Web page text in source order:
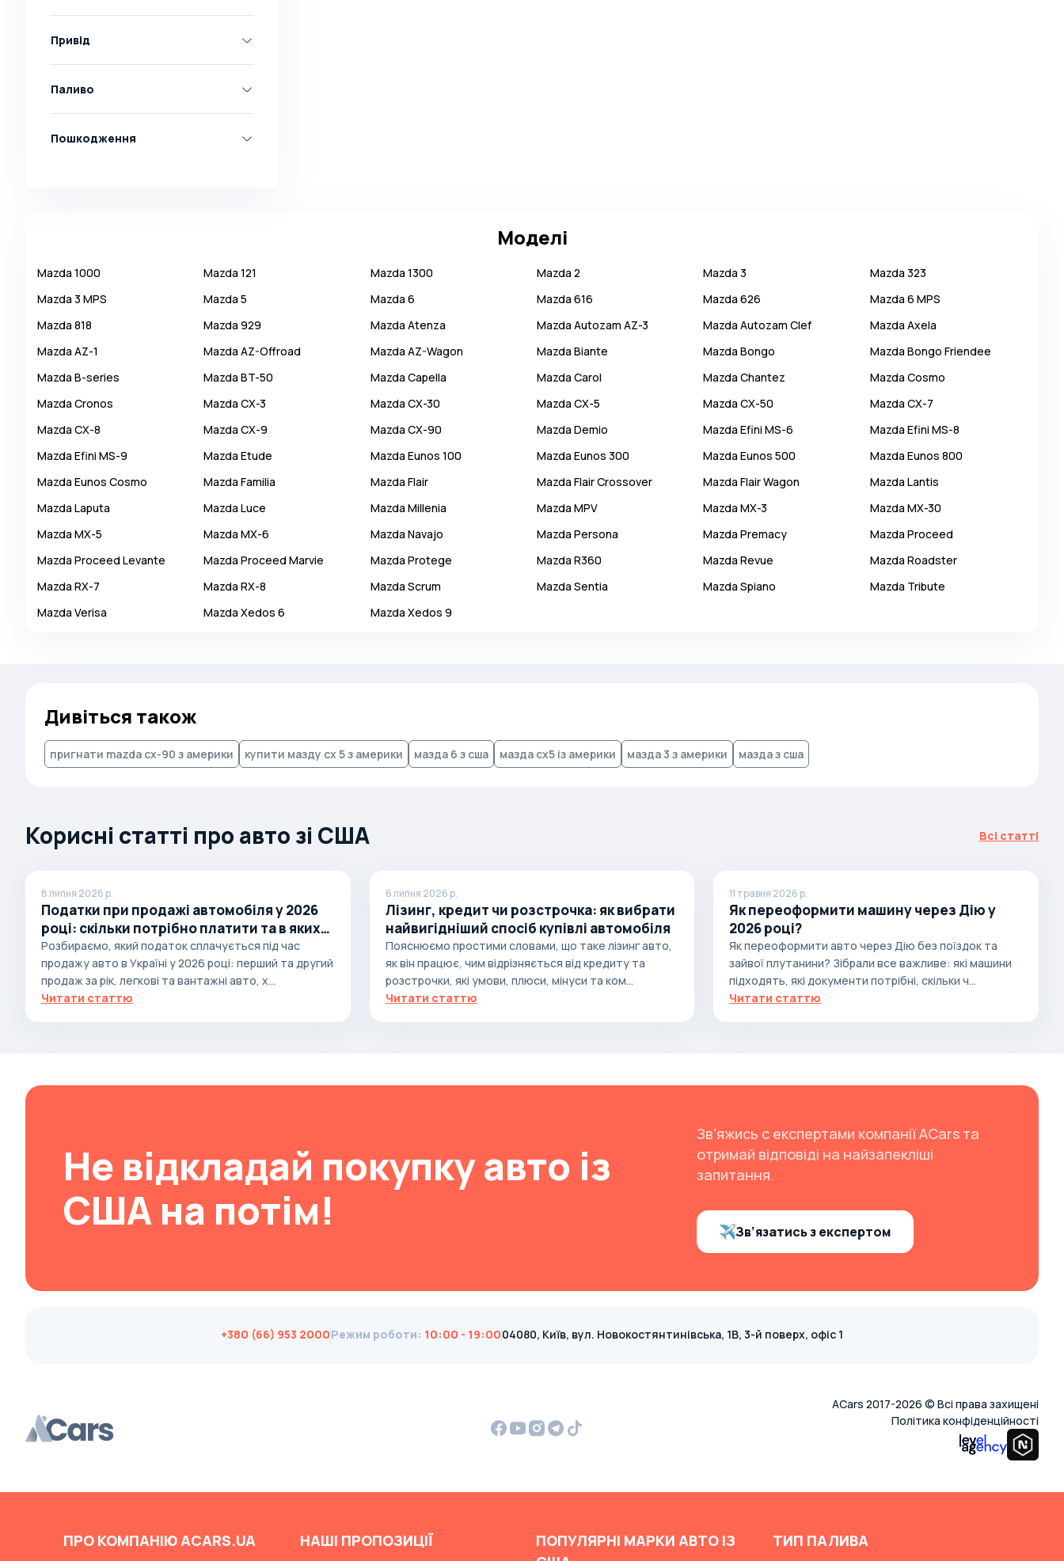
Abarth
AC
Acura
Adler
Alfa Romeo
Apal
Autobianchi
Avtokam
BAIC
Bajaj
Bertone
Bio auto
Borgward
Brilliance
Bristol
Bronto
Bufori
Bugatti
Carbodies
Caterham
Chana
Changan
Cizeta
Dacia
Привід
Паливо
Пошкодження
Моделі
Mazda 1000 Mazda 121 Mazda 1300 Mazda 2 Mazda 3 Mazda 323
Mazda 3 MPS Mazda 5 Mazda 6 Mazda 616 Mazda 626 Mazda 6 MPS
Mazda 818 Mazda 929 Mazda Atenza Mazda Autozam AZ-3 Mazda Autozam Clef Mazda Axela
Mazda AZ-1 Mazda AZ-Offroad Mazda AZ-Wagon Mazda Biante Mazda Bongo Mazda Bongo Friendee
Mazda B-series Mazda BT-50 Mazda Capella Mazda Carol Mazda Chantez Mazda Cosmo
Mazda Cronos Mazda CX-3 Mazda CX-30 Mazda CX-5 Mazda CX-50 Mazda CX-7
Mazda CX-8 Mazda CX-9 Mazda CX-90 Mazda Demio Mazda Efini MS-6 Mazda Efini MS-8
Mazda Efini MS-9 Mazda Etude Mazda Eunos 100 Mazda Eunos 300 Mazda Eunos 500 Mazda Eunos 800
Mazda Eunos Cosmo Mazda Familia Mazda Flair Mazda Flair Crossover Mazda Flair Wagon Mazda Lantis
Mazda Laputa Mazda Luce Mazda Millenia Mazda MPV Mazda MX-3 Mazda MX-30
Mazda MX-5 Mazda MX-6 Mazda Navajo Mazda Persona Mazda Premacy Mazda Proceed
Mazda Proceed Levante Mazda Proceed Marvie Mazda Protege Mazda R360 Mazda Revue Mazda Roadster
Mazda RX-7 Mazda RX-8 Mazda Scrum Mazda Sentia Mazda Spiano Mazda Tribute
Mazda Verisa Mazda Xedos 6 Mazda Xedos 9
Дивіться також
пригнати mazda cx-90 з америки купити мазду сх 5 з америки мазда 6 з сша мазда cx5 із америки мазда 3 з америки мазда з сша
Корисні статті про авто зі США Всі статті
8 липня 2026 р.
Податки при продажі автомобіля у 2026
році: скільки потрібно платити та в яких
випадках
Розбираємо, який податок сплачується під час
продажу авто в Україні у 2026 році: перший та другий
продаж за рік, легкові та вантажні авто, х...
Читати статтю
6 липня 2026 р.
Лізинг, кредит чи розстрочка: як вибрати
найвигідніший спосіб купівлі автомобіля
Пояснюємо простими словами, що таке лізинг авто,
як він працює, чим відрізняється від кредиту та
розстрочки, які умови, плюси, мінуси та ком...
Читати статтю
11 травня 2026 р.
Як переоформити машину через Дію у
2026 році?
Як переоформити авто через Дію без поїздок та
зайвої плутанини? Зібрали все важливе: які машини
підходять, які документи потрібні, скільки ч...
Читати статтю
Не відкладай покупку авто із
США на потім!
Зв’яжись с експертами компанії ACars та
отримай відповіді на найзапекліші
запитання.
Зв’язатись з експертом
+380 (66) 953 2000Режим роботи: 10:00 - 19:0004080, Київ, вул. Новокостянтинівська, 1В, 3-й поверх, офіс 1
ACars 2017-2026 © Всі права захищені
Політика конфіденційності
ПРО КОМПАНІЮ ACARS.UA НАШІ ПРОПОЗИЦІЇ
ПОПУЛЯРНІ МАРКИ АВТО ІЗ
ТИП ПАЛИВА